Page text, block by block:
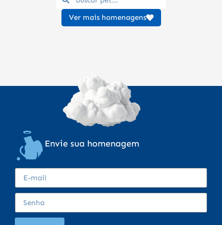
Ver mais homenagens
Envie sua homenagem